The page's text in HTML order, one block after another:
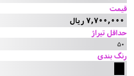
قیمت
7,700,000 ریال
حداقل تیراژ
50
رنگ بندی